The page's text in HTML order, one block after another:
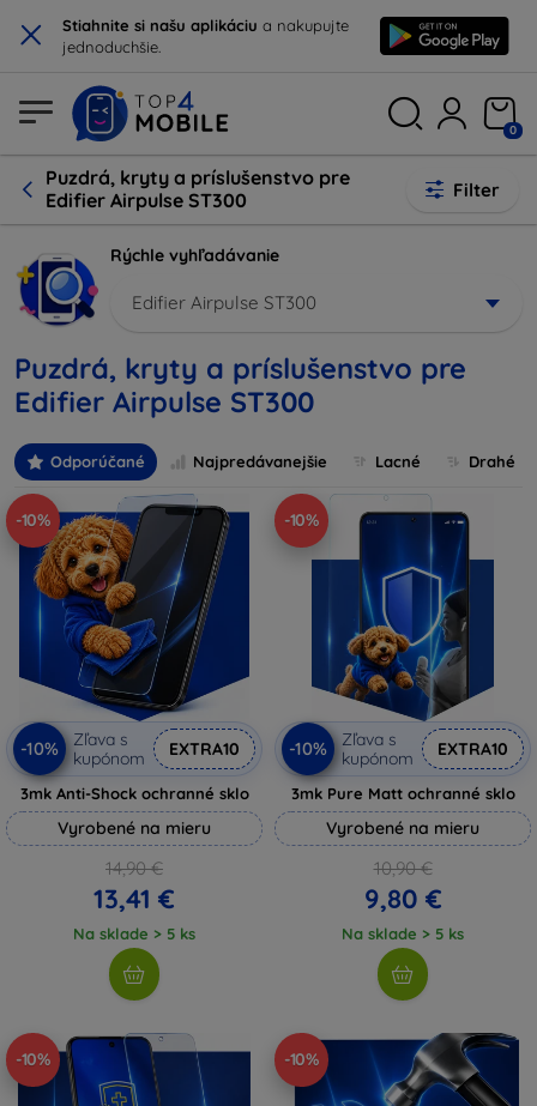
× Stiahnite si našu aplikáciu a nakupujte
jednoduchšie.
0
Puzdrá, kryty a príslušenstvo pre
Edifier Airpulse ST300
Filter
Rýchle vyhľadávanie
Edifier Airpulse ST300
Puzdrá, kryty a príslušenstvo pre
Edifier Airpulse ST300
Odporúčané Najpredávanejšie Lacné Drahé
-10%
-10%
Zľava s
kupónom
EXTRA10
3mk Anti-Shock ochranné sklo
Vyrobené na mieru
14,90 €
13,41 €
Na sklade > 5 ks
-10%
-10%
Zľava s
kupónom
EXTRA10
3mk Pure Matt ochranné sklo
Vyrobené na mieru
10,90 €
9,80 €
Na sklade > 5 ks
-10% -10%